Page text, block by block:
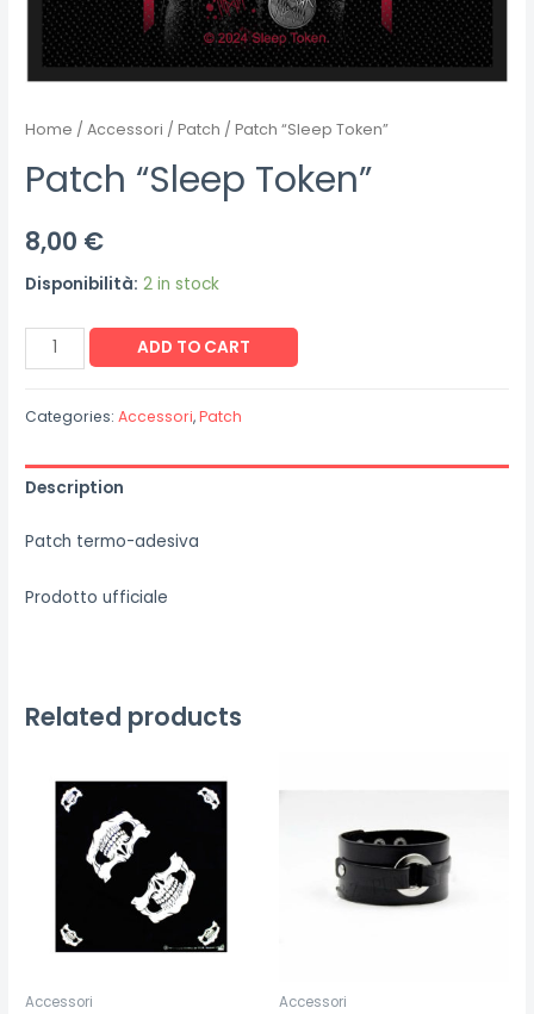
Home /Accessori /Patch / Patch “Sleep Token”
Patch “Sleep Token”
8,00 €
Disponibilità: 2 in stock
Patch
"Sleep
quantity
ADD TO CART
Categories:Accessori,Patch
Description
Patch termo-adesiva
Prodotto ufficiale
Related products
Accessori Accessori